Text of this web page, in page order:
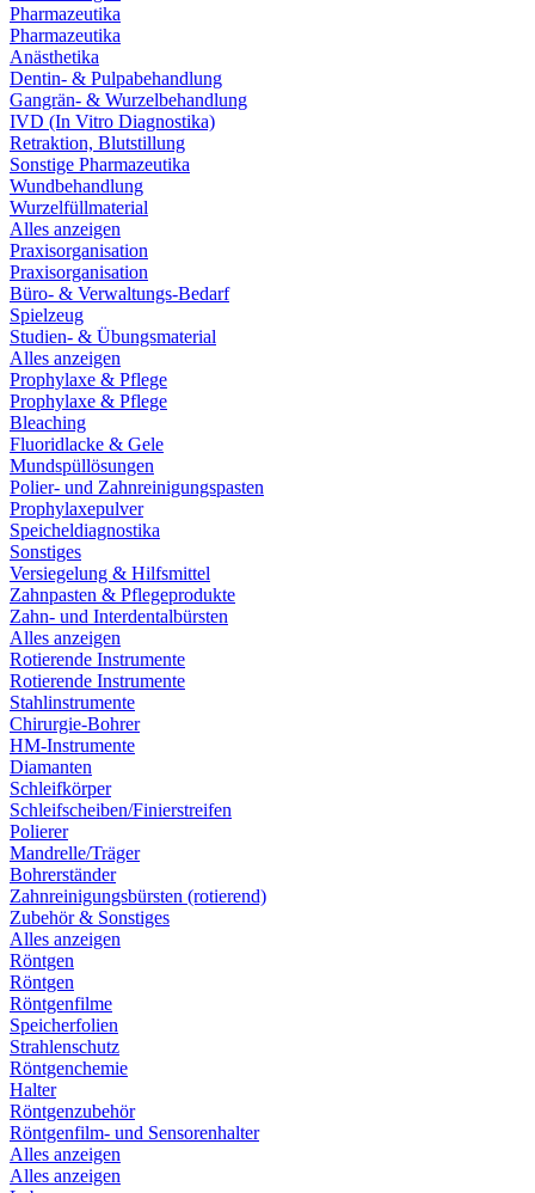
Pharmazeutika
Pharmazeutika
Anästhetika
Dentin- & Pulpabehandlung
Gangrän- & Wurzelbehandlung
IVD (In Vitro Diagnostika)
Retraktion, Blutstillung
Sonstige Pharmazeutika
Wundbehandlung
Wurzelfüllmaterial
Alles anzeigen
Praxisorganisation
Praxisorganisation
Büro- & Verwaltungs-Bedarf
Spielzeug
Studien- & Übungsmaterial
Alles anzeigen
Prophylaxe & Pflege
Prophylaxe & Pflege
Bleaching
Fluoridlacke & Gele
Mundspüllösungen
Polier- und Zahnreinigungspasten
Prophylaxepulver
Speicheldiagnostika
Sonstiges
Versiegelung & Hilfsmittel
Zahnpasten & Pflegeprodukte
Zahn- und Interdentalbürsten
Alles anzeigen
Rotierende Instrumente
Rotierende Instrumente
Stahlinstrumente
Chirurgie-Bohrer
HM-Instrumente
Diamanten
Schleifkörper
Schleifscheiben/Finierstreifen
Polierer
Mandrelle/Träger
Bohrerständer
Zahnreinigungsbürsten (rotierend)
Zubehör & Sonstiges
Alles anzeigen
Röntgen
Röntgen
Röntgenfilme
Speicherfolien
Strahlenschutz
Röntgenchemie
Halter
Röntgenzubehör
Röntgenfilm- und Sensorenhalter
Alles anzeigen
Alles anzeigen